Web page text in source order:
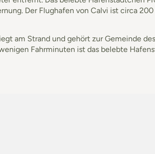
Der Flughafen von Calvi ist circa
am Strand und gehört zur Gemeinde
Fahrminuten ist das belebte